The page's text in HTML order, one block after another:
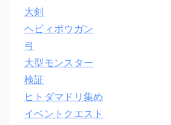
大剣
ヘビィボウガン
弓
大型モンスター
検証
ヒトダマドリ集め
イベントクエスト